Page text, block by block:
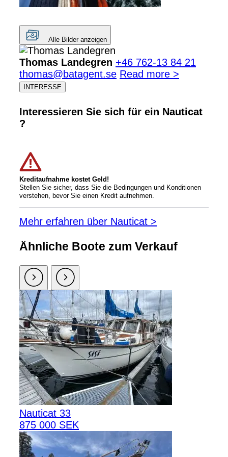
Alle Bilder anzeigen
Thomas Landegren +46 762-13 84 21
thomas@batagent.se Read more >
INTERESSE
Interessieren Sie sich für ein Nauticat
?
Kreditaufnahme kostet Geld!
Stellen Sie sicher, dass Sie die Bedingungen und Konditionen
verstehen, bevor Sie einen Kredit aufnehmen.
Mehr erfahren über Nauticat >
Ähnliche Boote zum Verkauf
Nauticat 33
875 000 SEK